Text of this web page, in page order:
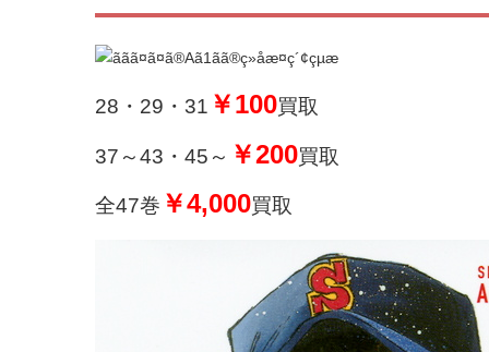
28・29・31 ￥100買取
37～43・45～ ￥200買取
全47巻 ￥4,000買取